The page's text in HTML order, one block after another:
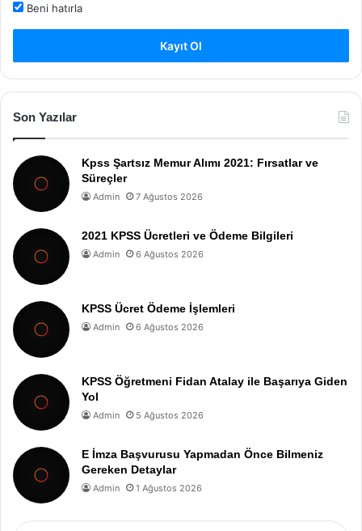
Beni hatırla
Kayıt Ol
Son Yazılar
Kpss Şartsız Memur Alımı 2021: Fırsatlar ve
Süreçler
Admin 7 Ağustos 2026
2021 KPSS Ücretleri ve Ödeme Bilgileri
Admin 6 Ağustos 2026
KPSS Ücret Ödeme İşlemleri
Admin 6 Ağustos 2026
KPSS Öğretmeni Fidan Atalay ile Başarıya Giden
Yol
Admin 5 Ağustos 2026
E İmza Başvurusu Yapmadan Önce Bilmeniz
Gereken Detaylar
Admin 1 Ağustos 2026